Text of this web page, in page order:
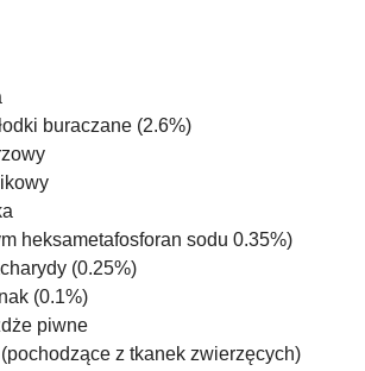
buraczane (2.6%)
heksametafosforan sodu 0.35%)
(0.25%)
(0.1%)
piwne
z tkanek zwierzęcych)